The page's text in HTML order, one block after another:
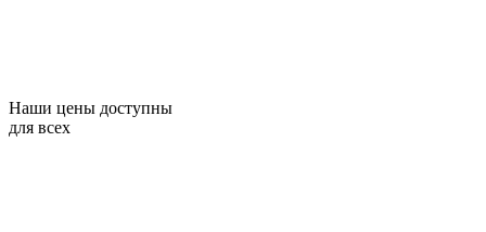
Наши цены доступны
для всех